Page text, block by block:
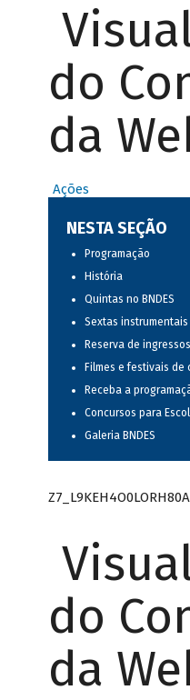
do
da
Ações
NESTA SEÇÃO
Programação
História
Quintas no BNDES
Sextas instrumentais
Reserva de ingressos
Filmes e festivais de
Receba a
Concursos para
Galeria BNDES
do
da